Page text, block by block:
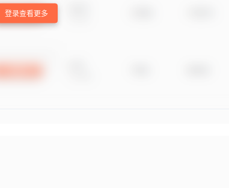
登录查看更多